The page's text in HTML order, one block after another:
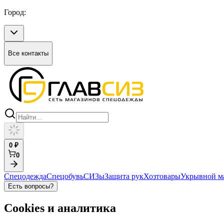
Город:
Все контакты
0 ₽
0
СпецодеждаСпецобувьСИЗыЗащита рукХозтоварыУкрывной
Есть вопросы?
Cookies и аналитика